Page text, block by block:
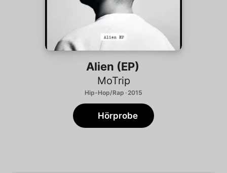
Alien (EP)
MoTrip
Hip-Hop/Rap · 2015
Hörprobe